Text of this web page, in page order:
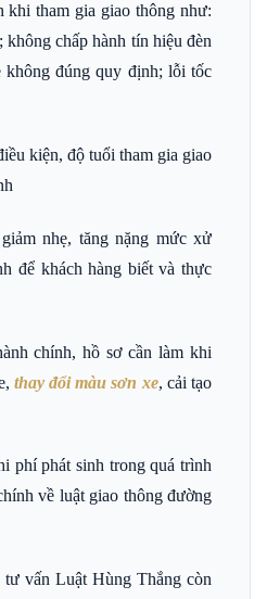
khi tham gia giao thông như:
không chấp hành tín hiệu đèn
không đúng quy định; lỗi tốc
kiện, độ tuổi tham gia giao
nhẹ, tăng nặng mức xử
để khách hàng biết và thực
chính, hồ sơ cần làm khi
thay đổi màu sơn xe, cải tạo
phí phát sinh trong quá trình
về luật giao thông đường
vấn Luật Hùng Thắng còn